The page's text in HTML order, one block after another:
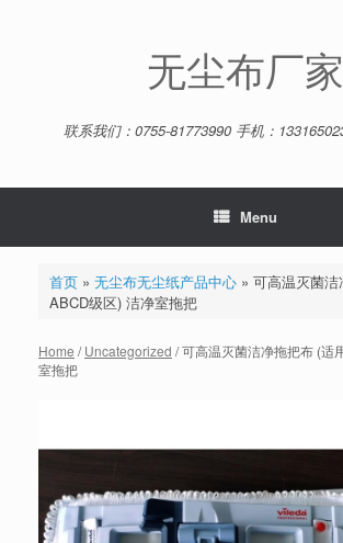
无尘布厂家
联系我们：0755-81773990 手机：
Menu
首页» 无尘布无尘纸产品中心» 可高温灭菌
ABCD级区) 洁净室拖把
Home /Uncategorized / 可高温灭菌洁净拖把布 (适
室拖把